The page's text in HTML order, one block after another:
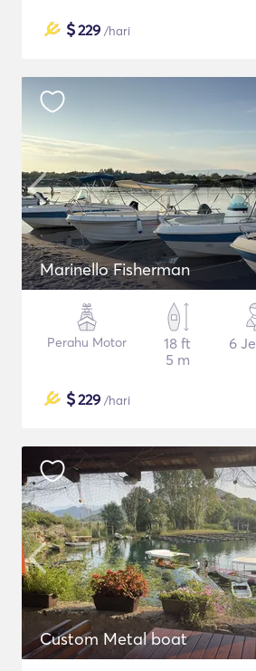
$229 /hari
Marinello Fisherman
Perahu Motor
18 ft
5 m
6
$229 /hari
Custom Metal boat